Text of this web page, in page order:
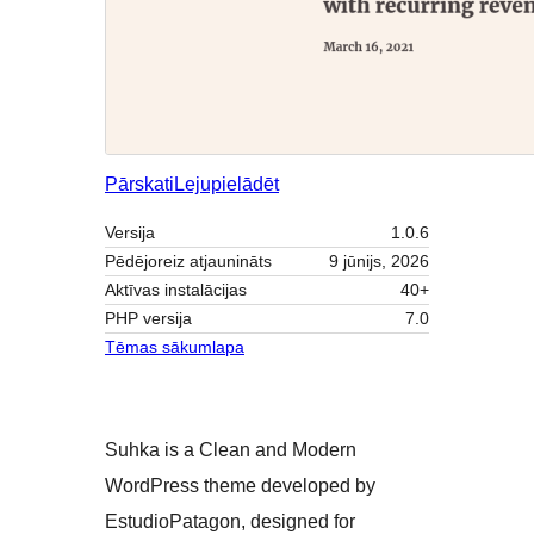
Pārskati Lejupielādēt
Versija
1.0.6
Pēdējoreiz atjaunināts
9 jūnijs, 2026
Aktīvas instalācijas
40+
PHP versija
7.0
Tēmas sākumlapa
Suhka is a Clean and Modern
WordPress theme developed by
EstudioPatagon, designed for